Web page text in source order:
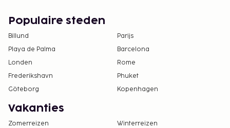
Populaire steden
Billund
Parijs
Playa de Palma
Barcelona
Londen
Rome
Frederikshavn
Phuket
Göteborg
Kopenhagen
Vakanties
Zomerreizen
Winterreizen